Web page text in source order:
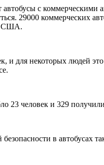
автобусы с
29000 коммерческих
США.
и для некоторых людей
23 человек и 329
в автобусах